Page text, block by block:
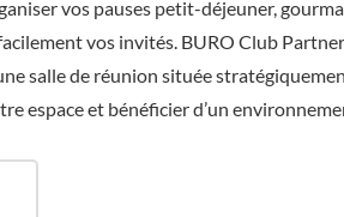
vos pauses petit-déjeuner,
vos invités. BURO Club
salle de réunion située
espace et bénéficier d’un